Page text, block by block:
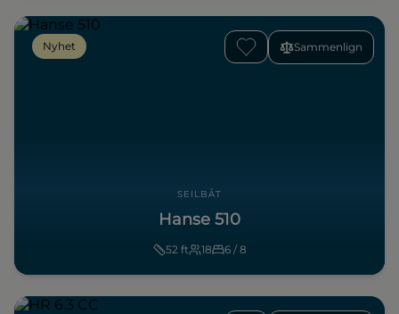
Sammenlign
Nyhet
SEILBÅT
Hanse 510
52 ft 18 6 / 8